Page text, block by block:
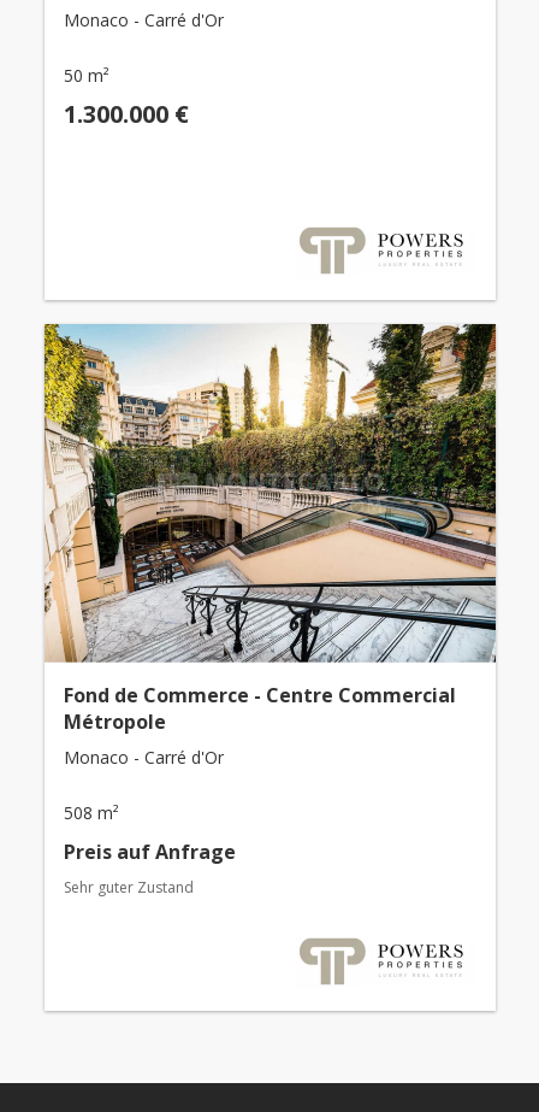
Monaco - Carré d'Or
50 m²
1.300.000 €
Fond de Commerce - Centre Commercial
Métropole
Monaco - Carré d'Or
508 m²
Preis auf Anfrage
Sehr guter Zustand